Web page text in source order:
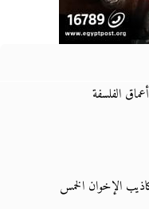
الفلسفة
الإخوان الخمس